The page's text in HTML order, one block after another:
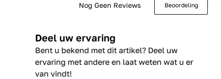
Nog Geen Reviews Beoordeling
Deel uw ervaring
Bent u bekend met dit artikel? Deel uw
ervaring met andere en laat weten wat u er
van vindt!